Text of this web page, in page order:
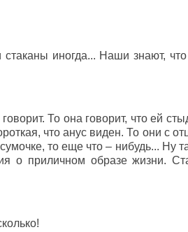
иногда... Наши знают,
То она говорит, что ей
что анус виден. То они с
то еще что – нибудь... Ну
о приличном образе жизни.